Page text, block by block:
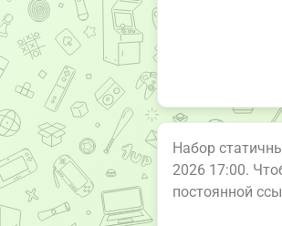
Набор
2026 17:00.
постоянной